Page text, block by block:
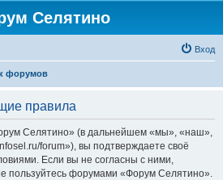
Селятино
Вход
форумов
правила
Селятино» (в дальнейшем «мы», «наш»,
forum»), вы подтверждаете своё
Если вы не согласны с ними,
пользуйтесь форумами «Форум Селятино».